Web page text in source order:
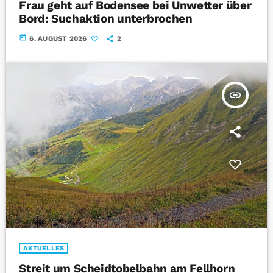
Frau geht auf Bodensee bei Unwetter über
Bord: Suchaktion unterbrochen
today 6. AUGUST 2026 2
insert_link
AKTUELLES
Streit um Scheidtobelbahn am Fellhorn